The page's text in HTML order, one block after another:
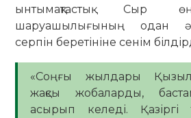
ынтымақтастық Сыр
шаруашылығының одан
серпін беретініне сенім
«Соңғы жылдары
жақсы жобаларды,
асырып келеді. Қазіргі